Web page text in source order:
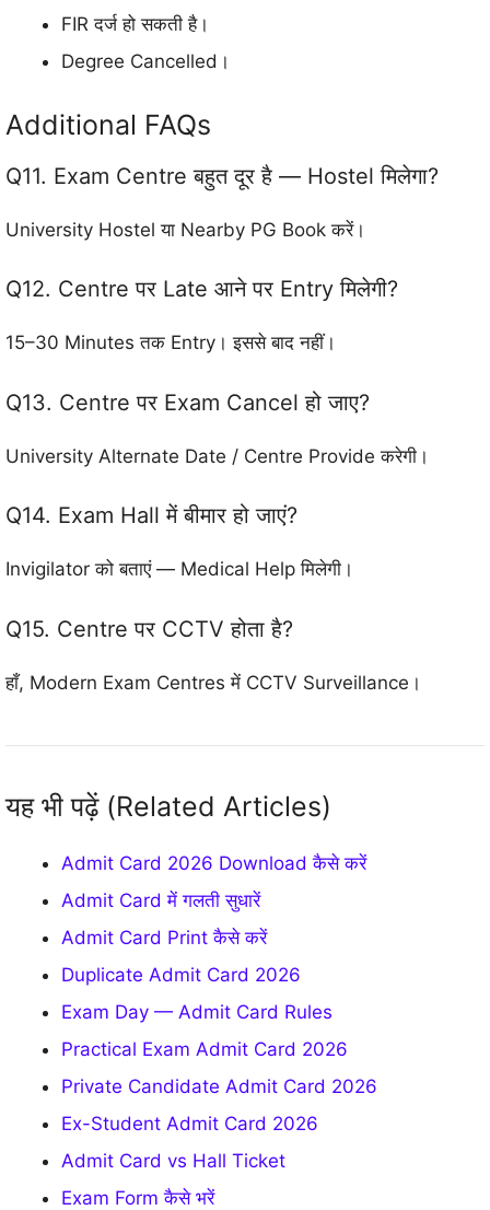
FIR दर्ज हो सकती है।
Degree Cancelled।
Additional FAQs
Q11. Exam Centre बहुत दूर है — Hostel मिलेगा?
University Hostel या Nearby PG Book करें।
Q12. Centre पर Late आने पर Entry मिलेगी?
15–30 Minutes तक Entry। इससे बाद नहीं।
Q13. Centre पर Exam Cancel हो जाए?
University Alternate Date / Centre Provide करेगी।
Q14. Exam Hall में बीमार हो जाएं?
Invigilator को बताएं — Medical Help मिलेगी।
Q15. Centre पर CCTV होता है?
हाँ, Modern Exam Centres में CCTV Surveillance।
यह भी पढ़ें (Related Articles)
Admit Card 2026 Download कैसे करें
Admit Card में गलती सुधारें
Admit Card Print कैसे करें
Duplicate Admit Card 2026
Exam Day — Admit Card Rules
Practical Exam Admit Card 2026
Private Candidate Admit Card 2026
Ex-Student Admit Card 2026
Admit Card vs Hall Ticket
Exam Form कैसे भरें